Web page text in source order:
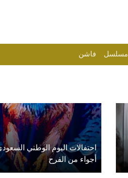
مسلسل فاشن
احتفالات اليوم الوطني
أجواء من الفرح